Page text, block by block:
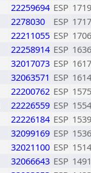
22259694 ESP 1719
2278030 ESP 1717
22211055 ESP 1706
22258914 ESP 1636
32017073 ESP 1617
32063571 ESP 1614
22200762 ESP 1575
22226559 ESP 1554
22226184 ESP 1539
32099169 ESP 1536
32021100 ESP 1514
32066643 ESP 1491